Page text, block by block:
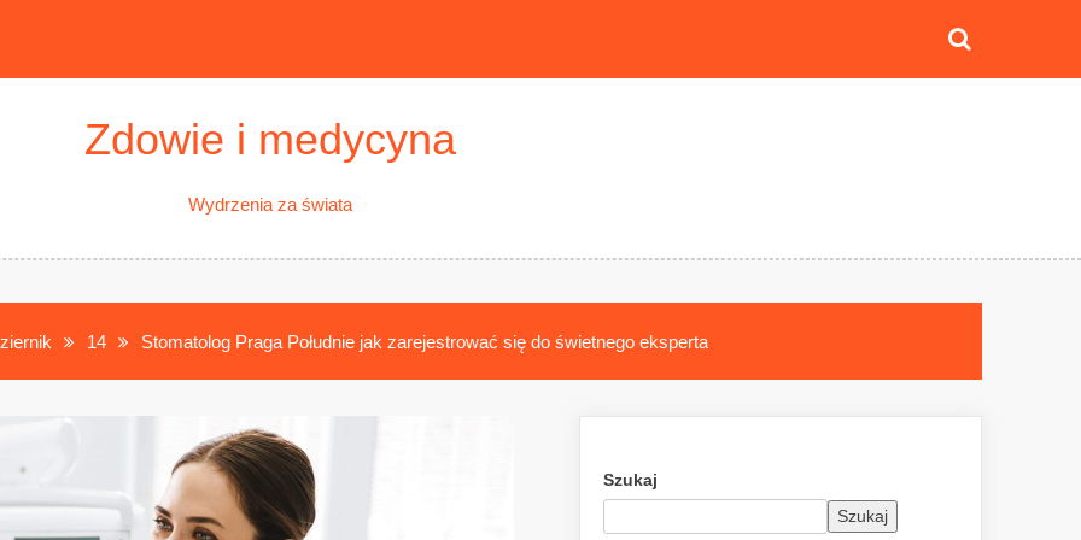
Zdowie i medycyna
Wydrzenia za świata
14 Stomatolog Praga Południe jak zarejestrować się do świetnego eksperta
Szukaj
Szukaj